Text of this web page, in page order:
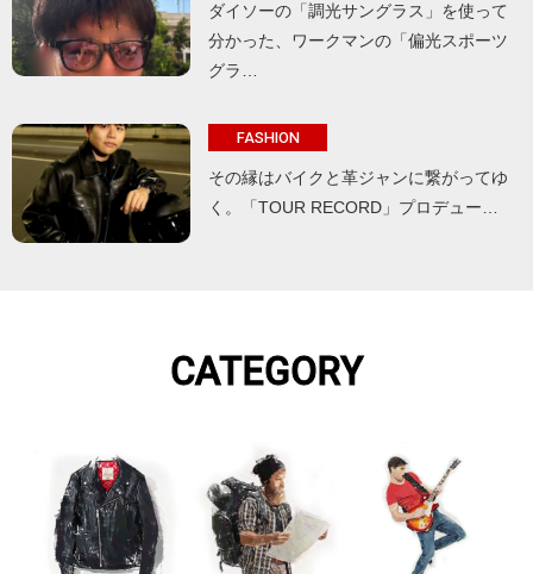
ダイソーの「調光サングラス」を使って
分かった、ワークマンの「偏光スポーツ
グラ…
FASHION
その縁はバイクと革ジャンに繋がってゆ
く。「TOUR RECORD」プロデュー…
CATEGORY